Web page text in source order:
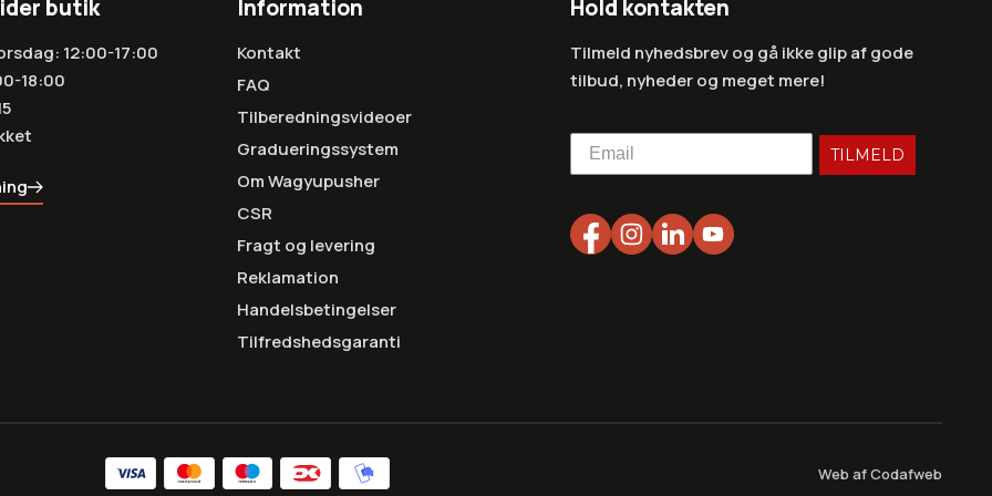
butik
12:00-17:00
18:00
Information
Kontakt
FAQ
Tilberedningsvideoer
Gradueringssystem
Om Wagyupusher
CSR
Fragt og levering
Reklamation
Handelsbetingelser
Tilfredshedsgaranti
Hold kontakten
Tilmeld nyhedsbrev og gå ikke glip af gode
tilbud, nyheder og meget mere!
TILMELD
Web af Codafweb